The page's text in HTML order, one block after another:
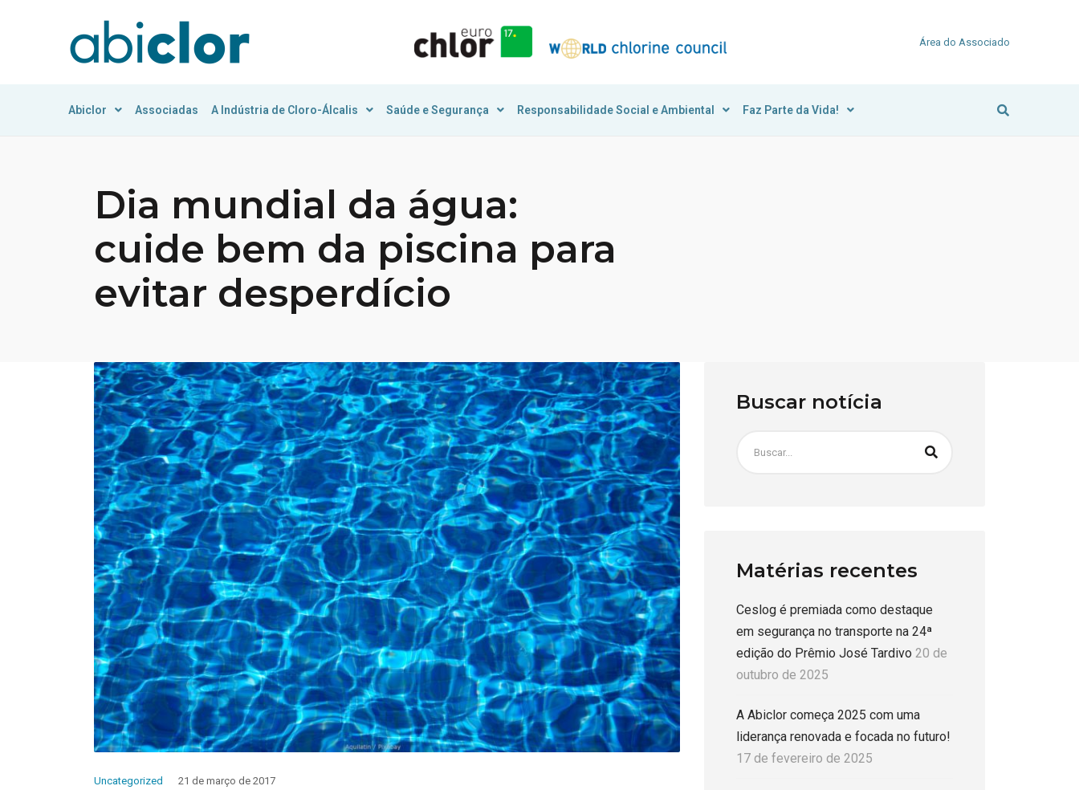
Área do Associado
Abiclor Associadas A Indústria de Cloro-Álcalis Saúde e Segurança Responsabilidade Social e Ambiental Faz Parte da Vida!
Dia mundial da água:
cuide bem da piscina para
evitar desperdício
Uncategorized 21 de março de 2017
Buscar notícia
Matérias recentes
Ceslog é premiada como destaque
em segurança no transporte na 24ª
edição do Prêmio José Tardivo 20 de
outubro de 2025
A Abiclor começa 2025 com uma
liderança renovada e focada no futuro!
17 de fevereiro de 2025